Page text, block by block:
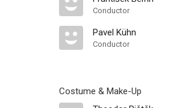
Conductor
Pavel Kühn
Conductor
Costume & Make-Up